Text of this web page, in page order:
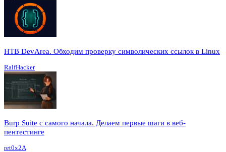
HTB DevArea. Обходим проверку символических ссылок в Linux
RalfHacker
Burp Suite с самого начала. Делаем первые шаги в веб-
пентестинге
ret0x2A